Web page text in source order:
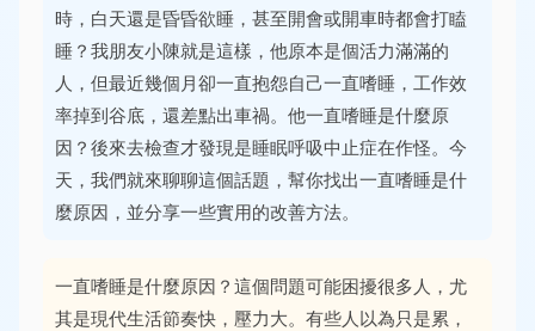
時，白天還是昏昏欲睡，甚至開會或開車時都會打瞌
睡？我朋友小陳就是這樣，他原本是個活力滿滿的
人，但最近幾個月卻一直抱怨自己一直嗜睡，工作效
率掉到谷底，還差點出車禍。他一直嗜睡是什麼原
因？後來去檢查才發現是睡眠呼吸中止症在作怪。今
天，我們就來聊聊這個話題，幫你找出一直嗜睡是什
麼原因，並分享一些實用的改善方法。
一直嗜睡是什麼原因？這個問題可能困擾很多人，尤
其是現代生活節奏快，壓力大。有些人以為只是累，